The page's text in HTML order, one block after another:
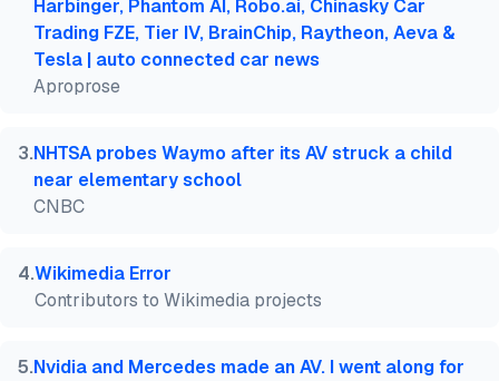
Harbinger, Phantom AI, Robo.ai, Chinasky Car
Trading FZE, Tier IV, BrainChip, Raytheon, Aeva &
Tesla | auto connected car news
Aproprose
3.NHTSA probes Waymo after its AV struck a child
near elementary school
CNBC
4.Wikimedia Error
Contributors to Wikimedia projects
5.Nvidia and Mercedes made an AV. I went along for